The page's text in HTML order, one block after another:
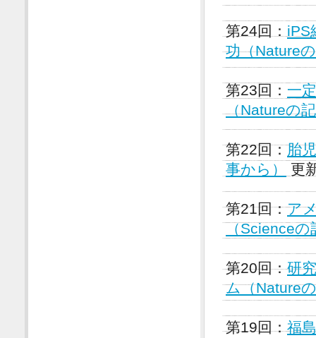
第24回： iPS
功（Nature
第23回： 一
（Natureの
第22回：胎
事から）
更
第21回：ア
（Scienceの
第20回：研
ム（Nature
第19回：福